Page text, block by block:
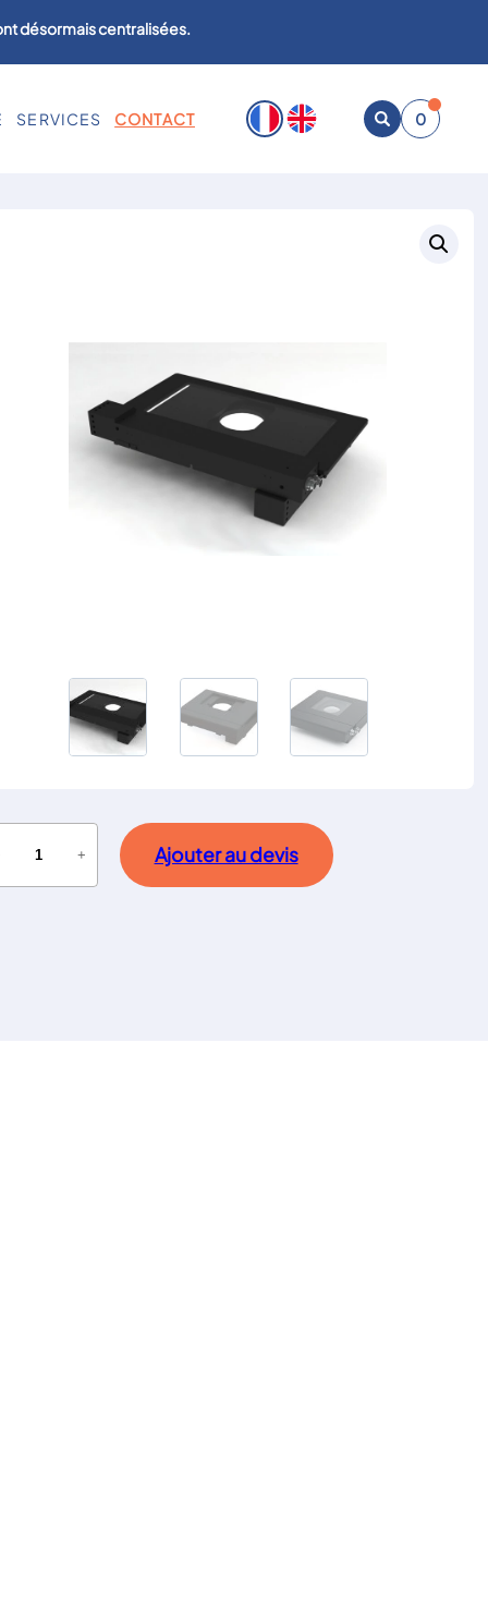
désormais centralisées.
SERVICES CONTACT
Ouvrir
la
0
+ Ajouter au devis